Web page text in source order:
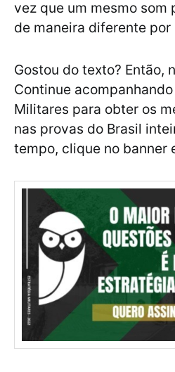
vez que um mesmo som
de maneira diferente
Gostou do texto? Então,
Continue
Militares para obter os
nas provas do Brasil
tempo, clique no banner